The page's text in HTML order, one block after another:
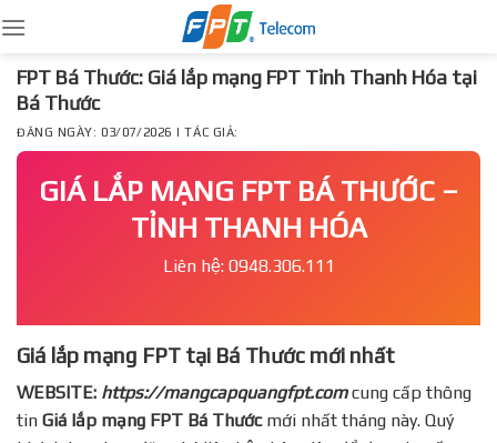
to
content
FPT Bá Thước: Giá lắp mạng FPT Tỉnh Thanh Hóa tại
Bá Thước
ĐĂNG NGÀY: 03/07/2026 | TÁC GIẢ:
GIÁ LẮP MẠNG FPT BÁ THƯỚC –
TỈNH THANH HÓA
Liên hệ: 0948.306.111
Giá lắp mạng FPT tại Bá Thước mới nhất
WEBSITE: https://mangcapquangfpt.comcung cấp thông
tin Giá lắp mạng FPT Bá Thướcmới nhất tháng này. Quý